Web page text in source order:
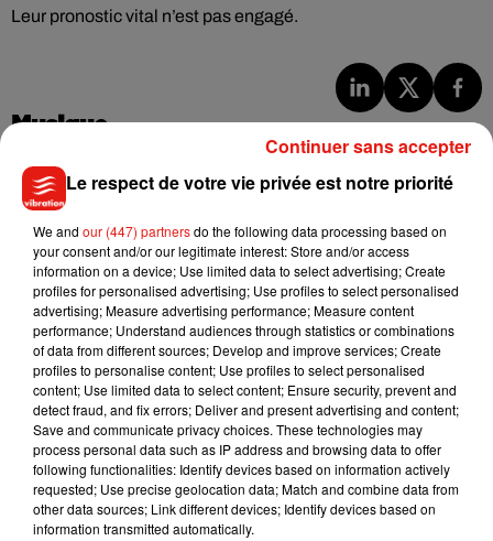
Leur pronostic vital n’est pas engagé.
Musique
7 août 2026
dans son nouveau clip
7 août 2026
Madonna sort enfin le remix de « Love
Sensation » avec Kylie Minogue
7 août 2026
Tayc et Didi B dévoilent le single le plus
dansant de l’année
Le respect de votre vie privée est notre priorité
We and our (447) partnersdo the following data processing based on
your consent and/or our legitimate interest: Store and/or access
information on a device; Use limited data to select advertising; Create
profiles for personalised advertising; Use profiles to select personalised
advertising; Measure advertising performance; Measure content
performance; Understand audiences through statistics or combinations
of data from different sources; Develop and improve services; Create
profiles to personalise content; Use profiles to select personalised
content; Use limited data to select content; Ensure security, prevent and
detect fraud, and fix errors; Deliver and present advertising and content;
Save and communicate privacy choices. These technologies may
process personal data such as IP address and browsing data to offer
following functionalities: Identify devices based on information actively
requested; Use precise geolocation data; Match and combine data from
other data sources; Link different devices; Identify devices based on
information transmitted automatically.
Continuer sans accepter